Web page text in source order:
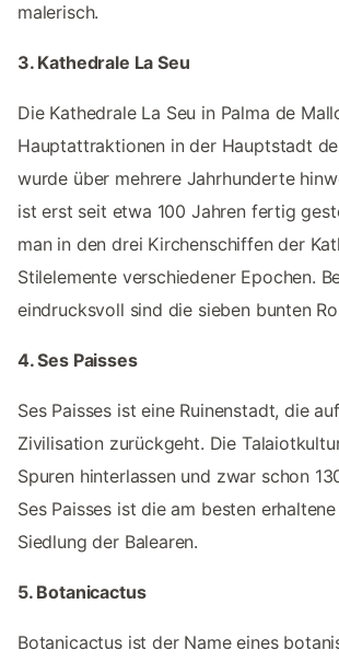
malerisch.
3. Kathedrale La Seu
Die Kathedrale La Seu in Palma de
Hauptattraktionen in der Hauptstadt
wurde über mehrere Jahrhunderte
ist erst seit etwa 100 Jahren fertig
man in den drei Kirchenschiffen der
Stilelemente verschiedener Epochen.
eindrucksvoll sind die sieben bunten
4. Ses Paisses
Ses Paisses ist eine Ruinenstadt, die
Zivilisation zurückgeht. Die
Spuren hinterlassen und zwar schon
Ses Paisses ist die am besten
Siedlung der Balearen.
5. Botanicactus
Botanicactus ist der Name eines